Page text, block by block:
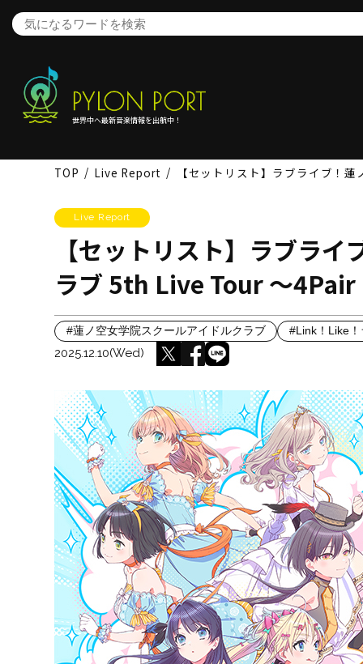
世界中へ最新音楽情報を出航中！
TOP Live Report 【セットリスト】ラブライブ！
Live Report
【セットリスト】ラブラ
ラブ 5th Live Tour ～
#蓮ノ空女学院スクールアイドルクラブ #Link！Like！
2025.12.10(Wed)